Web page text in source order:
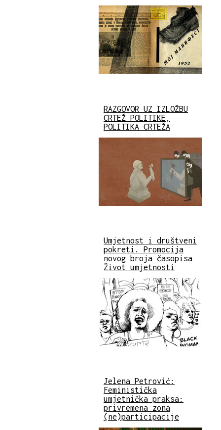
RAZGOVOR UZ IZLOŽBU
CRTEŽ POLITIKE,
POLITIKA CRTEŽA
Umjetnost i društveni
pokreti. Promocija
novog broja časopisa
Život umjetnosti
Jelena Petrović:
Feministička
umjetnička praksa:
privremena zona
(ne)participacije